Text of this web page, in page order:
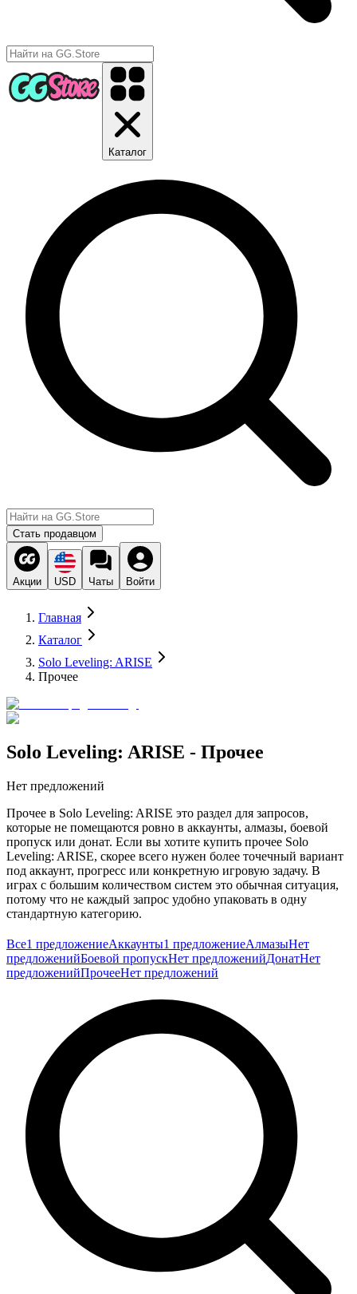
Каталог
Стать продавцом
Акции USD Чаты Войти
Главная
Каталог
Solo Leveling: ARISE
Прочее
Solo Leveling: ARISE - Прочее
Нет предложений
Прочее в Solo Leveling: ARISE это раздел для запросов,
которые не помещаются ровно в аккаунты, алмазы, боевой
пропуск или донат. Если вы хотите купить прочее Solo
Leveling: ARISE, скорее всего нужен более точечный вариант
под аккаунт, прогресс или конкретную игровую задачу. В
играх с большим количеством систем это обычная ситуация,
потому что не каждый запрос удобно упаковать в одну
стандартную категорию.
У одного игрока вопрос в ресурсе, у другого в готовой базе, у
третьего в более узкой задаче, связанной с прокачкой,
баннером или отдельной частью контента. Именно для этого и
нужен такой раздел. Он помогает закрывать нестандартные
запросы без лишней путаницы и не заставляет подгонять всё
под слишком узкие рамки.
Эта категория полезна, когда базовые разделы не совпадают с
тем, что вам действительно нужно по игре. На GG.Store
предложения публикуют сами игроки, поэтому здесь проще
найти более гибкий вариант под конкретный сценарий.
Все1 предложениеАккаунты1 предложениеАлмазыНет
предложенийБоевой пропускНет предложенийДонатНет
предложенийПрочееНет предложений